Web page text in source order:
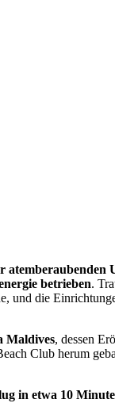
atemberaubenden
betrieben.
und die
Maldives, dessen
Club herum
in etwa 10